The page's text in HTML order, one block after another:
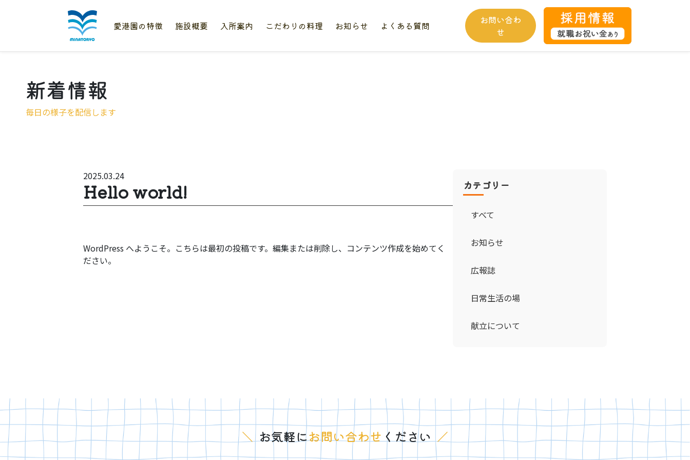
愛港園の特徴 施設概要 入所案内 こだわりの料理 お知らせ よくある質問
お問い合わ
せ
新着情報
毎日の様子を配信します
2025.03.24
Hello world!
WordPress へようこそ。こちらは最初の投稿です。編集または削除し、コンテンツ作成を始めてく
ださい。
カテゴリー
すべて
お知らせ
広報誌
日常生活の場
献立について
＼ お気軽にお問い合わせください ／